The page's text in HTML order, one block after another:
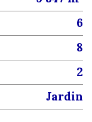
6
8
2
jardin